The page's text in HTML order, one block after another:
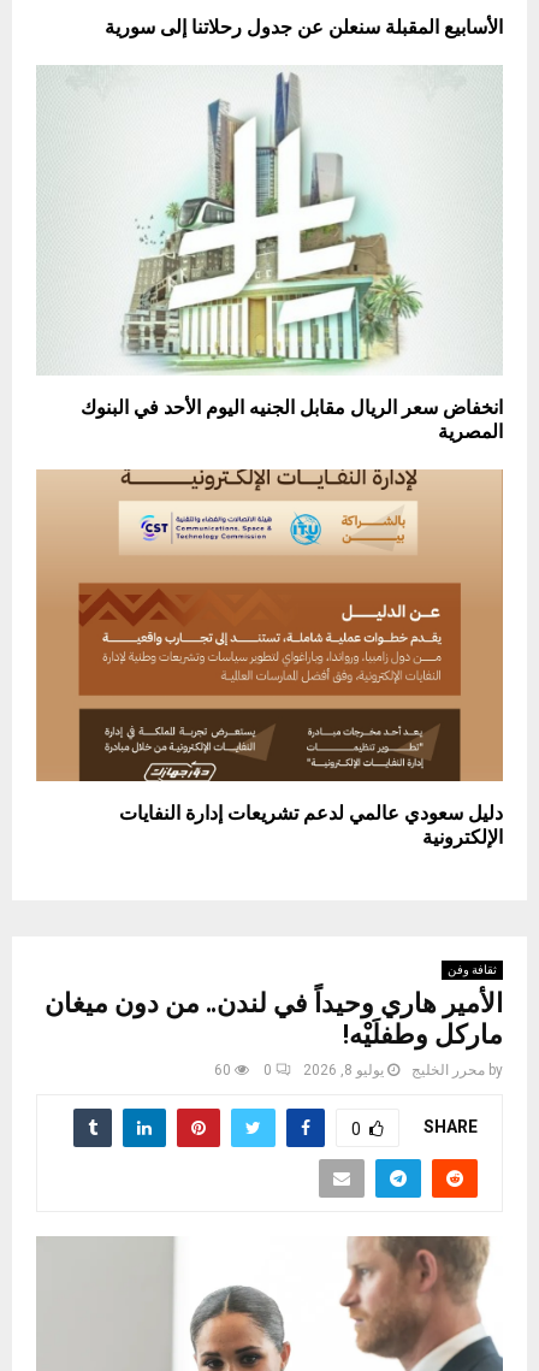
الأسابيع المقبلة سنعلن عن جدول رحلاتنا إلى سورية
انخفاض سعر الريال مقابل الجنيه اليوم الأحد في البنوك
المصرية
دليل سعودي عالمي لدعم تشريعات إدارة النفايات
الإلكترونية
ثقافة وفن
الأمير هاري وحيداً في لندن.. من دون ميغان
ماركل وطفلَيْه!
by محرر الخليج يوليو 8, 2026 0
60
SHARE
0